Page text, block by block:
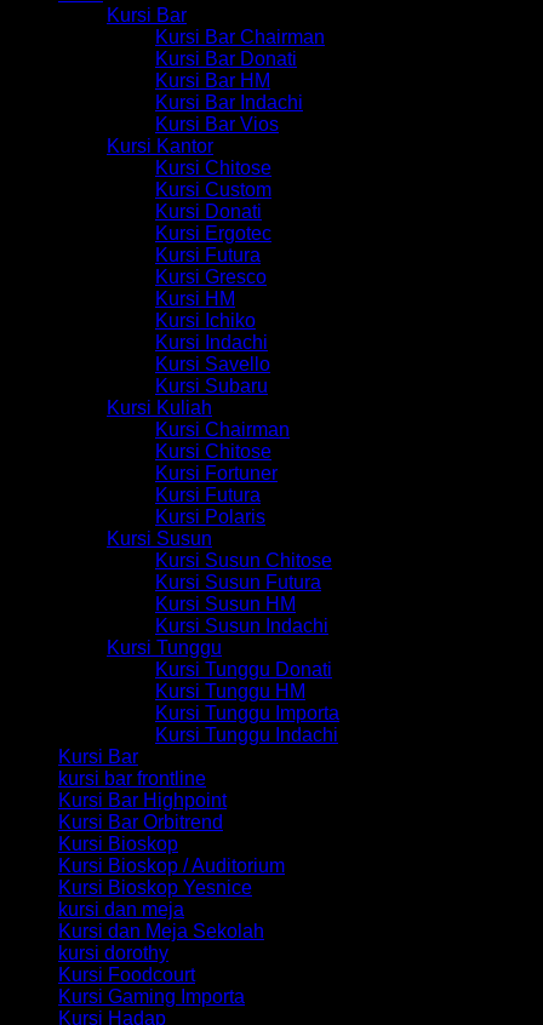
Kursi Bar
Kursi Bar Chairman
Kursi Bar Donati
Kursi Bar HM
Kursi Bar Indachi
Kursi Bar Vios
Kursi Kantor
Kursi Chitose
Kursi Custom
Kursi Donati
Kursi Ergotec
Kursi Futura
Kursi Gresco
Kursi HM
Kursi Ichiko
Kursi Indachi
Kursi Savello
Kursi Subaru
Kursi Kuliah
Kursi Chairman
Kursi Chitose
Kursi Fortuner
Kursi Futura
Kursi Polaris
Kursi Susun
Kursi Susun Chitose
Kursi Susun Futura
Kursi Susun HM
Kursi Susun Indachi
Kursi Tunggu
Kursi Tunggu Donati
Kursi Tunggu HM
Kursi Tunggu Importa
Kursi Tunggu Indachi
Kursi Bar
kursi bar frontline
Kursi Bar Highpoint
Kursi Bar Orbitrend
Kursi Bioskop
Kursi Bioskop / Auditorium
Kursi Bioskop Yesnice
kursi dan meja
Kursi dan Meja Sekolah
kursi dorothy
Kursi Foodcourt
Kursi Gaming Importa
Kursi Hadap